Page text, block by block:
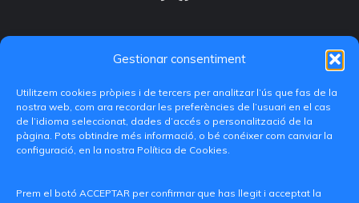
Gestionar consentiment
Utilitzem cookies pròpies i de tercers per analitzar l’ús que fas de la
nostra web, com ara recordar les preferències de l’usuari en el cas
de l’idioma seleccionat, dades d’accés o personalització de la
pàgina. Pots obtindre més informació, o bé conéixer com canviar la
configuració, en la nostra Política de Cookies.
Prem el botó ACCEPTAR per confirmar que has llegit i acceptat la
C/ Paranimf, 1 - 46730 Grau de Gandia